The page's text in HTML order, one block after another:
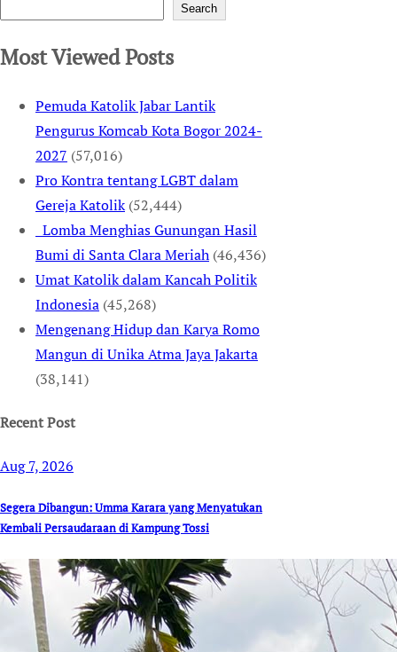
Search
Most Viewed Posts
Pemuda Katolik Jabar Lantik
Pengurus Komcab Kota Bogor 2024-
2027 (57,016)
Pro Kontra tentang LGBT dalam
Gereja Katolik (52,444)
Lomba Menghias Gunungan Hasil
Bumi di Santa Clara Meriah (46,436)
Umat Katolik dalam Kancah Politik
Indonesia (45,268)
Mengenang Hidup dan Karya Romo
Mangun di Unika Atma Jaya Jakarta
(38,141)
Recent Post
Aug 7, 2026
Segera Dibangun: Umma Karara yang Menyatukan
Kembali Persaudaraan di Kampung Tossi